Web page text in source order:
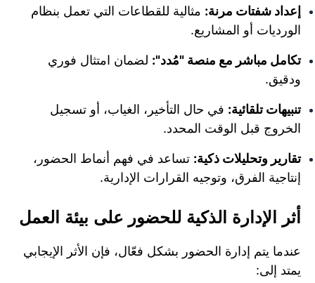
إعداد شفتات مرنة: مثالية للقطاعات التي تعمل بنظام
الورديات أو المشاريع.
تكامل مباشر مع منصة "مُدد": لضمان امتثال فوري
ودقيق.
تنبيهات تلقائية: في حال التأخير، الغياب، أو تسجيل
الخروج قبل الوقت المحدد.
تقارير وتحليلات ذكية: تساعد في فهم أنماط الحضور،
إنتاجية الفرق، وتوجيه القرارات الإدارية.
أثر الإدارة الذكية للحضور على بيئة العمل
عندما يتم إدارة الحضور بشكل فعّال، فإن الأثر الإيجابي
يمتد إلى: